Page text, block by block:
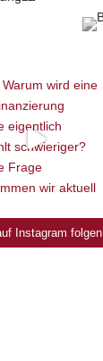
Instagram folgen